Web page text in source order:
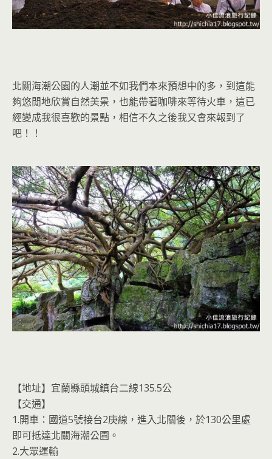
北關海潮公園的人潮並不如我們本來預想中的多，到這能
夠悠閒地欣賞自然美景，也能帶著咖啡來等待火車，這已
經變成我很喜歡的景點，相信不久之後我又會來報到了
吧！！
【地址】宜蘭縣頭城鎮台二線135.5公
【交通】
1.開車：國道5號接台2庚線，進入北關後，於130公里處
即可抵達北關海潮公園。
2.大眾運輸